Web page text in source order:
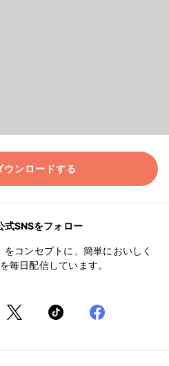
ウンロードする
式SNSをフォロー
をコンセプトに、簡単においしく
毎日配信しています。